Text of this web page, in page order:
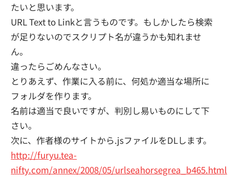
たいと思います。
URL Text to Linkと言うものです。もしかしたら検索
が足りないのでスクリプト名が違うかも知れませ
ん。
違ったらごめんなさい。
とりあえず、作業に入る前に、何処か適当な場所に
フォルダを作ります。
名前は適当で良いですが、判別し易いものにして下
さい。
次に、作者様のサイトから.jsファイルをDLします。
http://furyu.tea-
nifty.com/annex/2008/05/urlseahorsegrea_b465.html